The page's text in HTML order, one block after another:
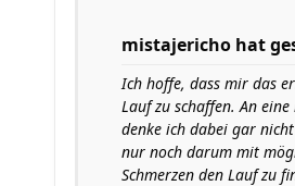
mistajericho hat
Ich hoffe, dass mir das
Lauf zu schaffen. An
denke ich dabei gar
nur noch darum mit
Schmerzen den Lauf zu